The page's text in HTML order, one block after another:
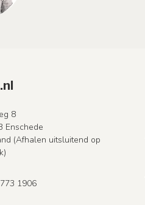
8
Enschede
(Afhalen uitsluitend op
1906